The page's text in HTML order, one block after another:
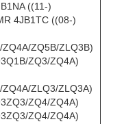
((11-)
4JB1TC ((08-)
ZQ5B/ZLQ3B)
ZQ3/ZQ4A)
ZLQ3/ZLQ3A)
ZQ4/ZQ4A)
ZQ4/ZQ4A)